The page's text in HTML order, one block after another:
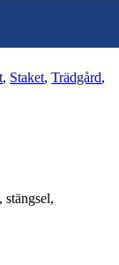
, Staket,Trädgård,
stängsel,